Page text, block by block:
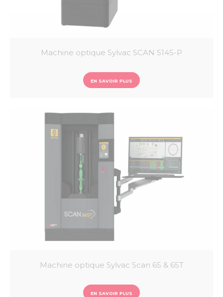
Machine optique Sylvac SCAN S145-P
EN SAVOIR PLUS
Machine optique Sylvac Scan 65 & 65T
EN SAVOIR PLUS